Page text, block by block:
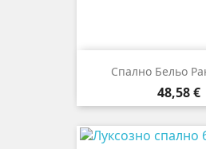
Спално Бельо
Цена
48,58 €